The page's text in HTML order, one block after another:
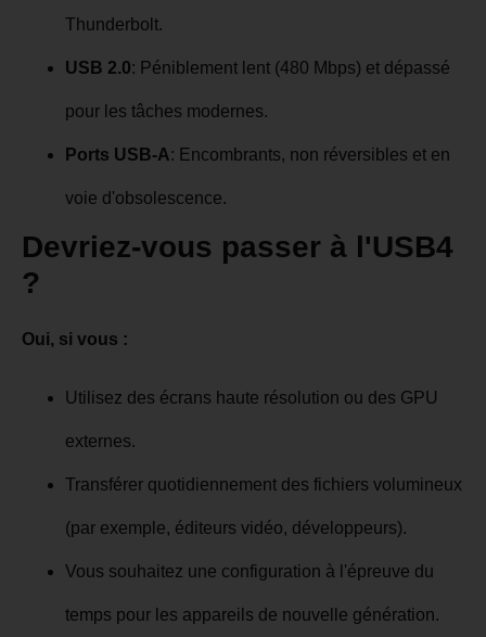
Thunderbolt.
USB 2.0: Péniblement lent (480 Mbps) et dépassé
pour les tâches modernes.
Ports USB-A: Encombrants, non réversibles et en
voie d'obsolescence.
Devriez-vous passer à l'USB4
?
Oui, si vous :
Utilisez des écrans haute résolution ou des GPU
externes.
Transférer quotidiennement des fichiers volumineux
(par exemple, éditeurs vidéo, développeurs).
Vous souhaitez une configuration à l'épreuve du
temps pour les appareils de nouvelle génération.